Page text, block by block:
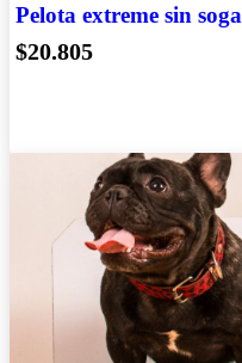
Pelota extreme sin soga
$20.805